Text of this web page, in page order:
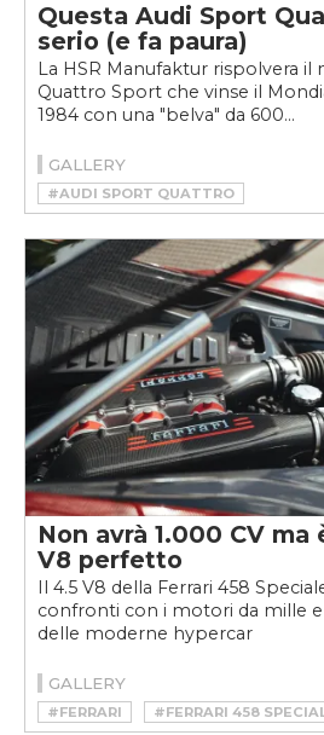
Questa Audi Sport
serio (e fa paura)
La HSR Manufaktur rispolvera il
Quattro Sport che vinse il
1984 con una "belva" da 600...
GALLERY
#AUDI SPORT QUATTRO
#HSR MANUFAKTUR
Non avrà 1.000 CV ma
V8 perfetto
Il 4.5 V8 della Ferrari 458
confronti con i motori da mille e
delle moderne hypercar
GALLERY
#FERRARI #FERRARI 458